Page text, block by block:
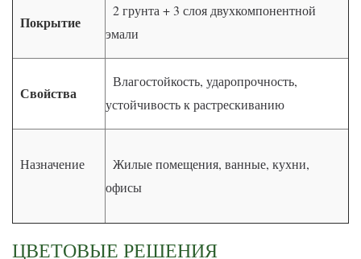
Покрытие
2 грунта + 3 слоя двухкомпонентной
эмали
Свойства
Влагостойкость, ударопрочность,
устойчивость к растрескиванию
Назначение
Жилые помещения, ванные, кухни,
офисы
ЦВЕТОВЫЕ РЕШЕНИЯ